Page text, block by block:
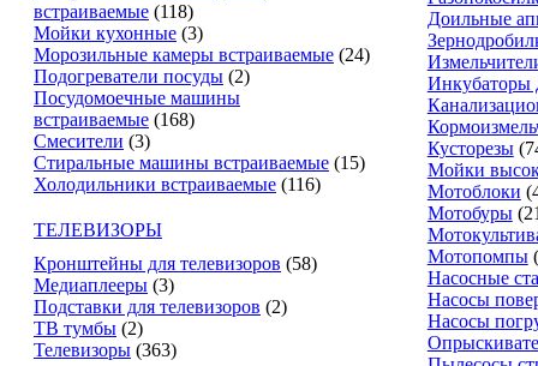
встраиваемые (118)
Мойки кухонные (3)
Морозильные камеры встраиваемые (24)
Подогреватели посуды (2)
Посудомоечные машины
встраиваемые (168)
Смесители (3)
Стиральные машины встраиваемые (15)
Холодильники встраиваемые (116)
ТЕЛЕВИЗОРЫ
Кронштейны для телевизоров (58)
Медиаплееры (3)
Подставки для телевизоров (2)
ТВ тумбы (2)
Телевизоры (363)
Доильные
Инкубаторы
Кусторезы
Мойки
Мотоблоки
Мотобуры
Мотопомпы
Насосные
Насосы
Насосы